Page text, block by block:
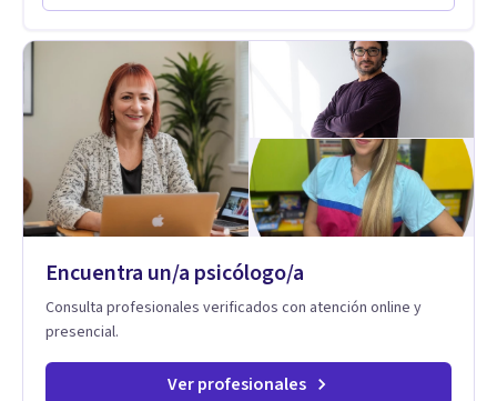
de ansiedad y del ánimo, y también crisis vitales y procesos
Encuentra un/a psicólogo/a
Consulta profesionales verificados con atención online y
presencial.
Ver profesionales